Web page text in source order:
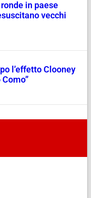
in paese
vecchi
l’effetto Clooney